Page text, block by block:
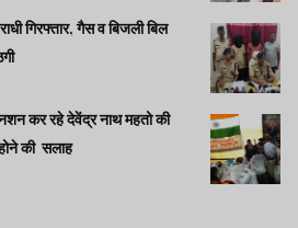
गिरफ्तार, गैस व बिजली बिल
कर रहे देवेंद्र नाथ महतो की
की सलाह